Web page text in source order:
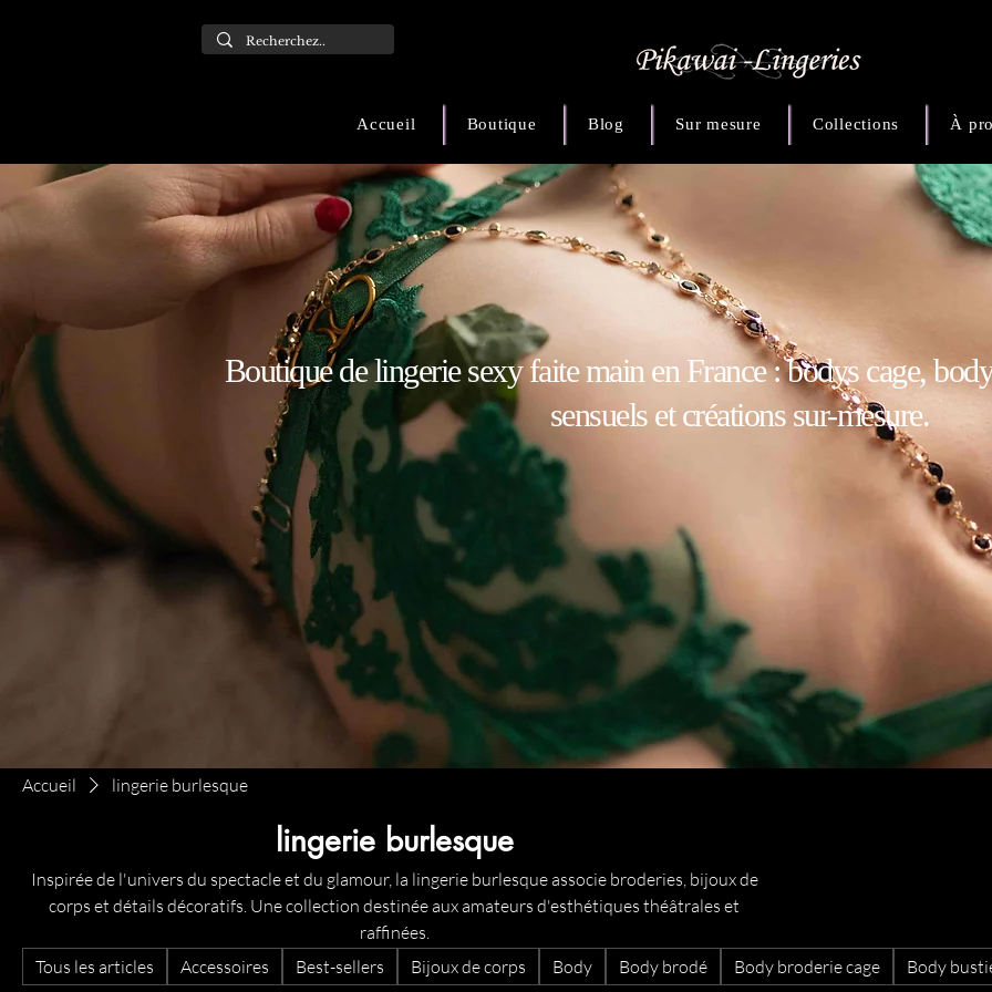
Accueil Boutique Blog Sur mesure Collections À
Boutique de lingerie sexy faite main en France : bodys cage,
sensuels et créations sur-mesure.
Accueil lingerie burlesque
lingerie burlesque
Inspirée de l'univers du spectacle et du glamour, la lingerie burlesque associe broderies, bijoux de
corps et détails décoratifs. Une collection destinée aux amateurs d'esthétiques théâtrales et
raffinées.
Tous les articles
Accessoires Best-sellers Bijoux de corps Body Body brodé Body broderie cage Body